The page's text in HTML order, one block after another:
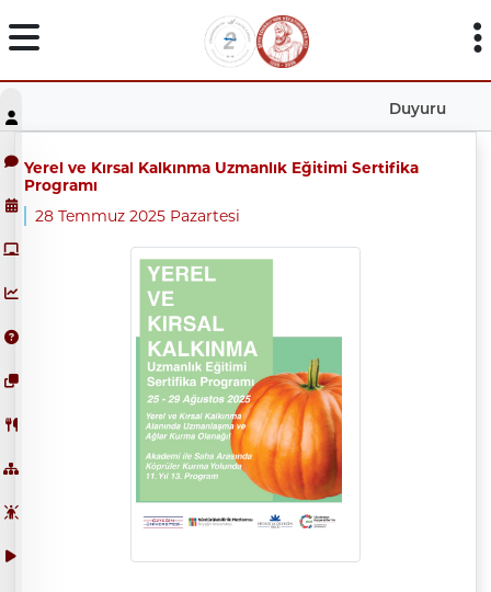
Duyuru
Yerel ve Kırsal Kalkınma Uzmanlık Eğitimi Sertifika
Programı
28 Temmuz 2025 Pazartesi